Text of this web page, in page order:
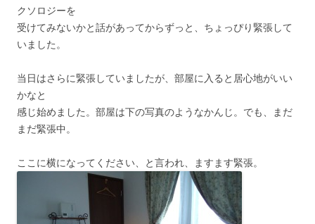
クソロジーを
受けてみないかと話があってからずっと、ちょっぴり緊張して
いました。
当日はさらに緊張していましたが、部屋に入ると居心地がいい
かなと
感じ始めました。部屋は下の写真のようなかんじ。でも、まだ
まだ緊張中。
ここに横になってください、と言われ、ますます緊張。